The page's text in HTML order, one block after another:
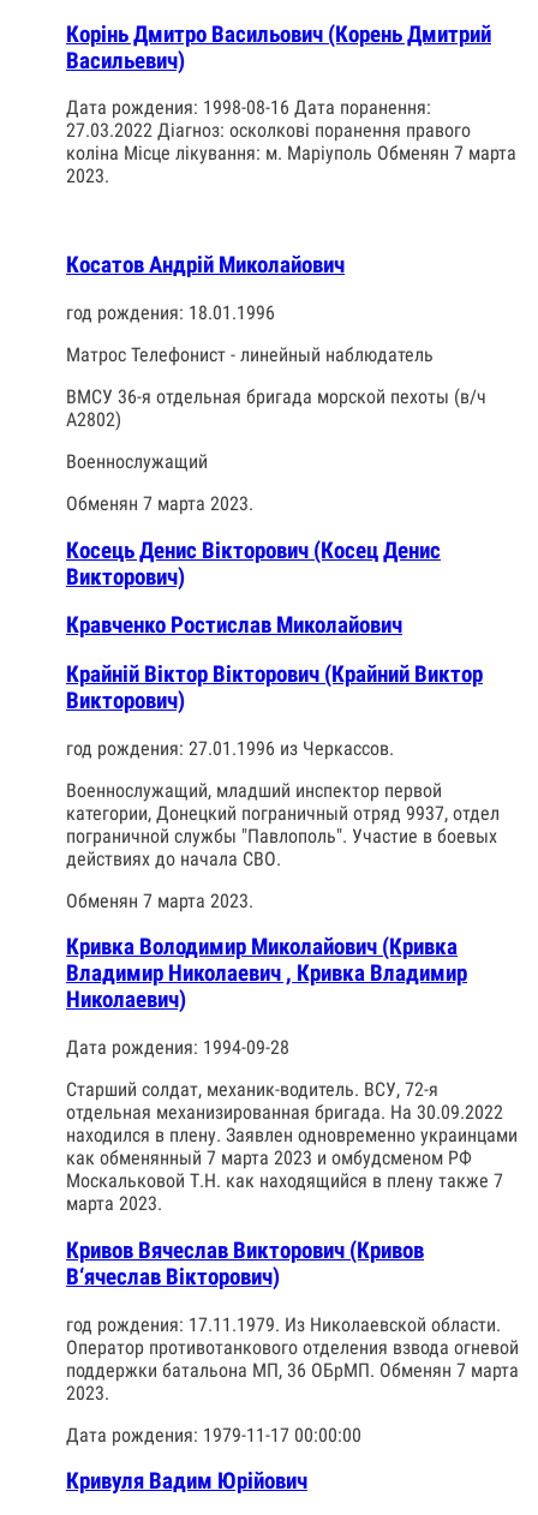
Корінь Дмитро Васильович (Корень Дмитрий
Васильевич)
Дата рождения: 1998-08-16 Дата поранення:
27.03.2022 Діагноз: осколкові поранення правого
коліна Місце лікування: м. Маріуполь Обменян 7 марта
2023.
Косатов Андрій Миколайович
год рождения: 18.01.1996
Матрос Телефонист - линейный наблюдатель
ВМСУ 36-я отдельная бригада морской пехоты (в/ч
А2802)
Военнослужащий
Обменян 7 марта 2023.
Косець Денис Вікторович (Косец Денис
Викторович)
Кравченко Ростислав Миколайович
Крайній Віктор Вікторович (Крайний Виктор
Викторович)
год рождения: 27.01.1996 из Черкассов.
Военнослужащий, младший инспектор первой
категории, Донецкий пограничный отряд 9937, отдел
пограничной службы "Павлополь". Участие в боевых
действиях до начала СВО.
Обменян 7 марта 2023.
Кривка Володимир Миколайович (Кривка
Владимир Николаевич , Кривка Владимир
Николаевич)
Дата рождения: 1994-09-28
Старший солдат, механик-водитель. ВСУ, 72-я
отдельная механизированная бригада. На 30.09.2022
находился в плену. Заявлен одновременно украинцами
как обменянный 7 марта 2023 и омбудсменом РФ
Москальковой Т.Н. как находящийся в плену также 7
марта 2023.
Кривов Вячеслав Викторович (Кривов
В‘ячеслав Вікторович)
год рождения: 17.11.1979. Из Николаевской области.
Оператор противотанкового отделения взвода огневой
поддержки батальона МП, 36 ОБрМП. Обменян 7 марта
2023.
Дата рождения: 1979-11-17 00:00:00
Кривуля Вадим Юрійович